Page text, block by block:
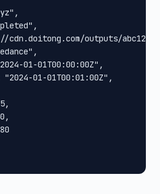
cdn.doitong.com/outputs/
01-01T00:00:00Z",
"2024-01-01T00:01:00Z",